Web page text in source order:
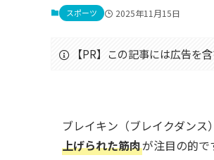
スポーツ 2025年11月15日
【PR】この記事には広告を
ブレイキン（ブレイクダンス
上げられた筋肉が注目の的で